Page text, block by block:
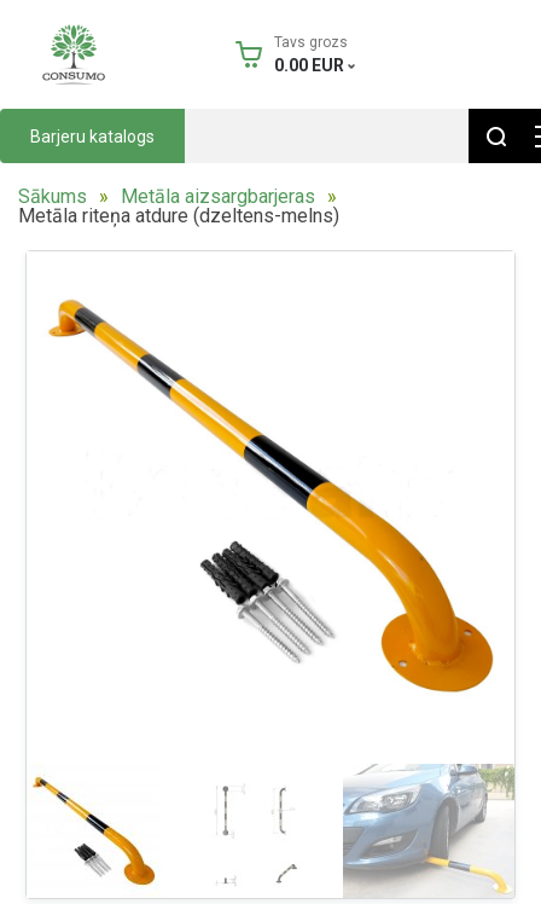
Tavs grozs
0.00 EUR
Barjeru katalogs
Sākums
Metāla aizsargbarjeras
Metāla riteņa atdure (dzeltens-melns)